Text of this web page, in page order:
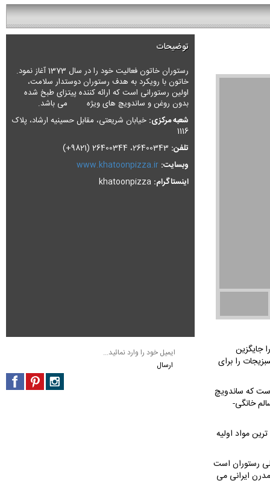
توضیحات
رستوران خاتون فعالیت خود را در سال 1373 آغاز نمود.
خاتون با رویکرد به هدف رستوران دوستدار سلامت،
اولین رستورانی است که ارائه کننده پیتزای طبخ شده
بدون روغن و ساندویچ های ویژه می باشد.
شعبه مرکزی: خیابان شریعتی، مقابل حسینیه ارشاد، پلاک
1116
تلفن:
وبسایت: www.khatoonpizza.ir
اینستاگرام: khatoonpizza
جایگزین
را برای
که ساندویچ
خانگی-
و تازه ترین مواد اولیه
رستوران است
ایرانی می